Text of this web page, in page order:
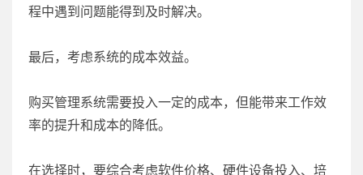
程中遇到问题能得到及时解决。
最后，考虑系统的成本效益。
购买管理系统需要投入一定的成本，但能带来工作效
率的提升和成本的降低。
在选择时，要综合考虑软件价格、硬件设备投入、培